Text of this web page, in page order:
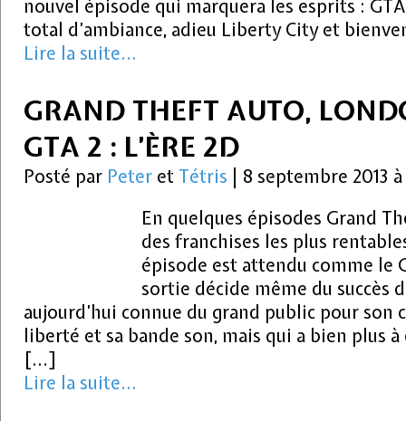
nouvel épisode qui marquera les esprits :
total d’ambiance, adieu Liberty City et
Lire la suite...
GRAND THEFT AUTO,
GTA 2 : L’ÈRE 2D
Posté par Peter et Tétris
8 septembre 2013
En quelques épisodes Grand
des franchises les plus
épisode est attendu comme le
sortie décide même du succès
aujourd’hui connue du grand public pour son
liberté et sa bande son, mais qui a bien plus
[…]
Lire la suite...